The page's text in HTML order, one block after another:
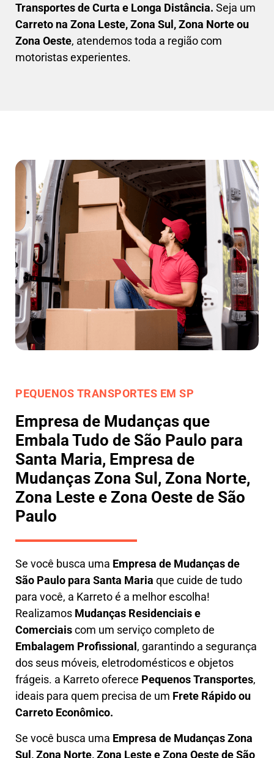
Transportes de Curta e Longa Distância. Seja um
Carreto na Zona Leste, Zona Sul, Zona Norte ou
Zona Oeste, atendemos toda a região com
motoristas experientes.
PEQUENOS TRANSPORTES EM SP
Empresa de Mudanças que
Embala Tudo de São Paulo para
Santa Maria, Empresa de
Mudanças Zona Sul, Zona Norte,
Zona Leste e Zona Oeste de São
Paulo
Se você busca uma Empresa de Mudanças de
São Paulo para Santa Maria que cuide de tudo
para você, a Karretoé a melhor escolha!
Realizamos Mudanças Residenciais e
Comerciaiscom um serviço completo de
Embalagem Profissional , garantindo a segurança
dos seus móveis, eletrodomésticos e objetos
frágeis. a Karretooferece Pequenos Transportes,
ideais para quem precisa de um Frete Rápido ou
Carreto Econômico.
Se você busca uma Empresa de Mudanças Zona
Sul, Zona Norte, Zona Leste e Zona Oestede São